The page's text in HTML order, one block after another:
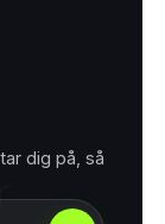
dig på, så